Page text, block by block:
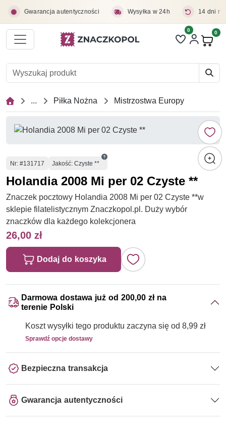
Gwarancja autentyczności Wysyłka w 24h 14 dni
Liczba pozycji
0 0
... Piłka Nożna Mistrzostwa Europy
Numer
Nr: #131717 Jakość: Czyste **
Holandia 2008 Mi per 02 Czyste **
Znaczek pocztowy Holandia 2008 Mi per 02 Czyste **w
sklepie filatelistycznym Znaczkopol.pl. Duży wybór
znaczków dla każdego kolekcjonera
26,00 zł
Dodaj do koszyka
Darmowa dostawa już od 200,00 zł na
terenie Polski
Koszt wysyłki tego produktu zaczyna się od 8,99 zł
Sprawdź opcje dostawy
Bezpieczna transakcja
Gwarancja autentyczności